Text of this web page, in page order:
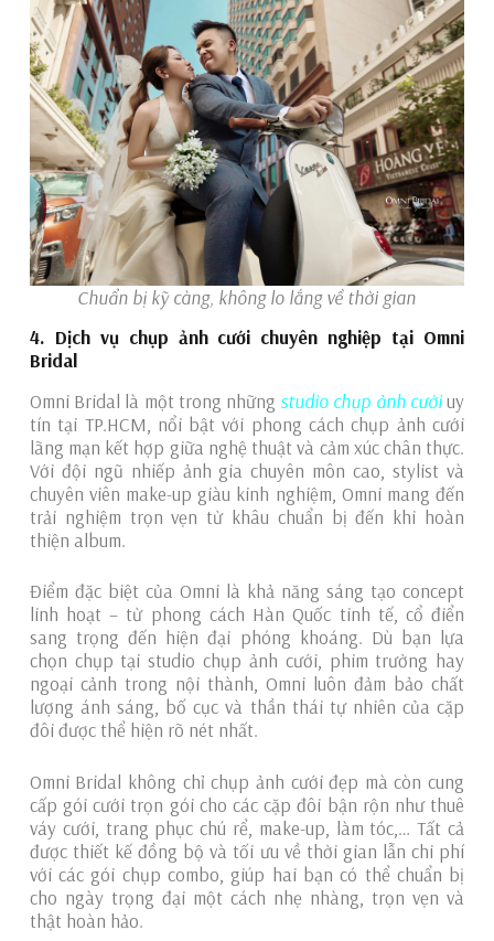
Chuẩn bị kỹ càng, không lo lắng về thời gian
4. Dịch vụ chụp ảnh cưới chuyên nghiệp tại Omni
Bridal
Omni Bridal là một trong những studio chụp ảnh cướiuy
tín tại TP.HCM, nổi bật với phong cách chụp ảnh cưới
lãng mạn kết hợp giữa nghệ thuật và cảm xúc chân thực.
Với đội ngũ nhiếp ảnh gia chuyên môn cao, stylist và
chuyên viên make-up giàu kinh nghiệm, Omni mang đến
trải nghiệm trọn vẹn từ khâu chuẩn bị đến khi hoàn
thiện album.
Điểm đặc biệt của Omni là khả năng sáng tạo concept
linh hoạt – từ phong cách Hàn Quốc tinh tế, cổ điển
sang trọng đến hiện đại phóng khoáng. Dù bạn lựa
chọn chụp tại studio chụp ảnh cưới, phim trường hay
ngoại cảnh trong nội thành, Omni luôn đảm bảo chất
lượng ánh sáng, bố cục và thần thái tự nhiên của cặp
đôi được thể hiện rõ nét nhất.
Omni Bridal không chỉ chụp ảnh cưới đẹp mà còn cung
cấp gói cưới trọn gói cho các cặp đôi bận rộn như thuê
váy cưới, trang phục chú rể, make-up, làm tóc,… Tất cả
được thiết kế đồng bộ và tối ưu về thời gian lẫn chi phí
với các gói chụp combo, giúp hai bạn có thể chuẩn bị
cho ngày trọng đại một cách nhẹ nhàng, trọn vẹn và
thật hoàn hảo.